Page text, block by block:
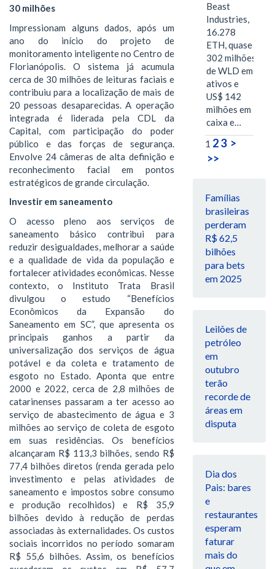
30 milhões
Impressionam alguns dados, após um
ano do início do projeto de
monitoramento inteligente no Centro de
Florianópolis. O sistema já acumula
cerca de 30 milhões de leituras faciais e
contribuiu para a localização de mais de
20 pessoas desaparecidas. A operação
integrada é liderada pela CDL da
Capital, com participação do poder
público e das forças de segurança.
Envolve 24 câmeras de alta definição e
reconhecimento facial em pontos
estratégicos de grande circulação.
Investir em saneamento
O acesso pleno aos serviços de
saneamento básico contribui para
reduzir desigualdades, melhorar a saúde
e a qualidade de vida da população e
fortalecer atividades econômicas. Nesse
contexto, o Instituto Trata Brasil
divulgou o estudo “Benefícios
Econômicos da Expansão do
Saneamento em SC”, que apresenta os
principais ganhos a partir da
universalização dos serviços de água
potável e da coleta e tratamento de
esgoto no Estado. Aponta que entre
2000 e 2022, cerca de 2,8 milhões de
catarinenses passaram a ter acesso ao
serviço de abastecimento de água e 3
milhões ao serviço de coleta de esgoto
em suas residências. Os benefícios
alcançaram R$ 113,3 bilhões, sendo R$
77,4 bilhões diretos (renda gerada pelo
investimento e pelas atividades de
saneamento e impostos sobre consumo
e produção recolhidos) e R$ 35,9
bilhões devido à redução de perdas
associadas às externalidades. Os custos
sociais incorridos no período somaram
R$ 55,6 bilhões. Assim, os benefícios
Beast
Industries,
16.278
ETH, quase
302 milhões
de WLD em
ativos e
US$ 142
milhões em
caixa e…
1 23 >
>>
Famílias
brasileiras
perderam
R$ 62,5
bilhões
para bets
em 2025
Leilões de
petróleo
em
outubro
terão
recorde de
áreas em
disputa
Dia dos
Pais: bares
e
restaurantes
esperam
faturar
mais do